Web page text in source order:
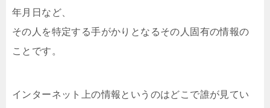
年月日など、
その人を特定する手がかりとなるその人固有の情報の
ことです。
インターネット上の情報というのはどこで誰が見てい